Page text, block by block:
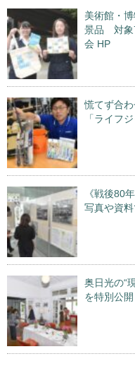
美術館・
景品 対象
会 HP
慌てず合
「ライフ
《戦後80
写真や資
奥日光の“
を特別公